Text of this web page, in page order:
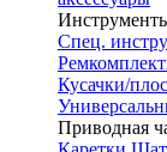
Спец.
Кусачки/
Приводная